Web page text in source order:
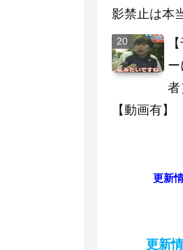
影禁止は本
者
【動画有】
更新
更新